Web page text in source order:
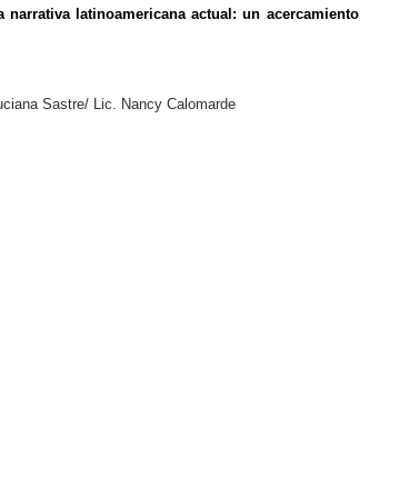
latinoamericana actual: un acercamiento
Sastre/ Lic. Nancy Calomarde